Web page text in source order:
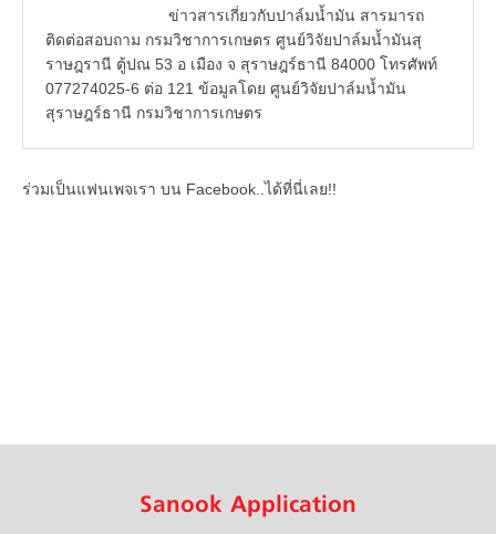
ข่าวสารเกี่ยวกับปาล์มน้ำมัน สารมารถ
ติดต่อสอบถาม กรมวิชาการเกษตร ศูนย์วิจัยปาล์มน้ำมันสุ
ราษฎรานี ตู้ปณ 53 อ เมือง จ สุราษฎร์ธานี 84000 โทรศัพท์
077274025-6 ต่อ 121 ข้อมูลโดย ศูนย์วิจัยปาล์มน้ำมัน
สุราษฎร์ธานี กรมวิชาการเกษตร
ร่วมเป็นแฟนเพจเรา บน Facebook..ได้ที่นี่เลย!!
Sanook Application